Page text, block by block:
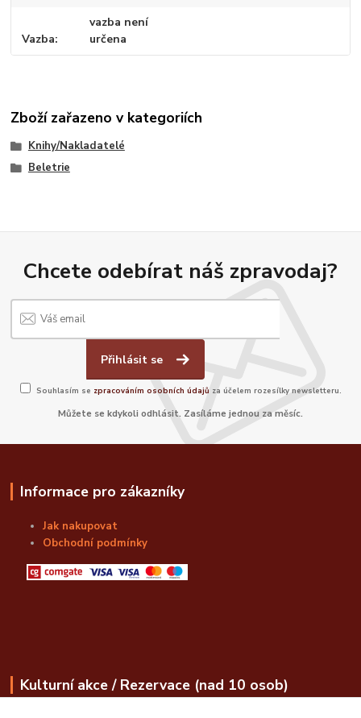
Vazba
vazba není
určena
Zboží zařazeno v kategoriích
Knihy/Nakladatelé
Beletrie
Chcete odebírat náš zpravodaj?
Přihlásit se
Souhlasím se zpracováním osobních údajů za účelem rozesílky newsletteru.
Můžete se kdykoli odhlásit. Zasíláme jednou za měsíc.
Informace pro zákazníky
Jak nakupovat
Obchodní podmínky
Kulturní akce / Rezervace (nad 10 osob)